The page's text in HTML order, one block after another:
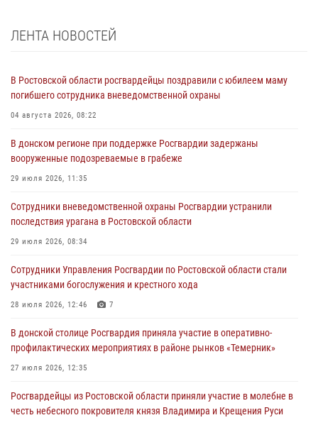
ЛЕНТА НОВОСТЕЙ
В Ростовской области росгвардейцы поздравили с юбилеем маму
погибшего сотрудника вневедомственной охраны
04 августа 2026, 08:22
В донском регионе при поддержке Росгвардии задержаны
вооруженные подозреваемые в грабеже
29 июля 2026, 11:35
Сотрудники вневедомственной охраны Росгвардии устранили
последствия урагана в Ростовской области
29 июля 2026, 08:34
Сотрудники Управления Росгвардии по Ростовской области стали
участниками богослужения и крестного хода
28 июля 2026, 12:46 7
В донской столице Росгвардия приняла участие в оперативно-
профилактических мероприятиях в районе рынков «Темерник»
27 июля 2026, 12:35
Росгвардейцы из Ростовской области приняли участие в молебне в
честь небесного покровителя князя Владимира и Крещения Руси